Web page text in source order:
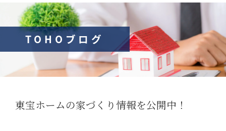
a
i
n
東宝ホームの家づくり
家がお施主様にとって「満足して喜ばれている
家」になっている事を目指して・・・
家づくりのこだわり
TOHOブログ
東宝ホームの家づくり情報を公開中！